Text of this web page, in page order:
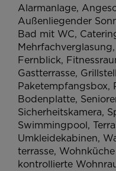
Alarmanlage
Außenliegender
Bad mit WC
Mehrfachverglasung
Fernblick
Gastterrasse
Paketempfangsbox
Bodenplatte
Sicherheitskamera
Swimmingpool
Umkleidekabinen
terrasse
kontrollierte